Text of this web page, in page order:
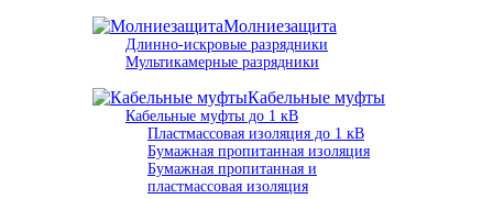
Молниезащита
Длинно-искровые разрядники
Мультикамерные разрядники
Кабельные муфты
Кабельные муфты до 1 кВ
Пластмассовая изоляция до 1 кВ
Бумажная пропитанная изоляция
Бумажная пропитанная и
пластмассовая изоляция